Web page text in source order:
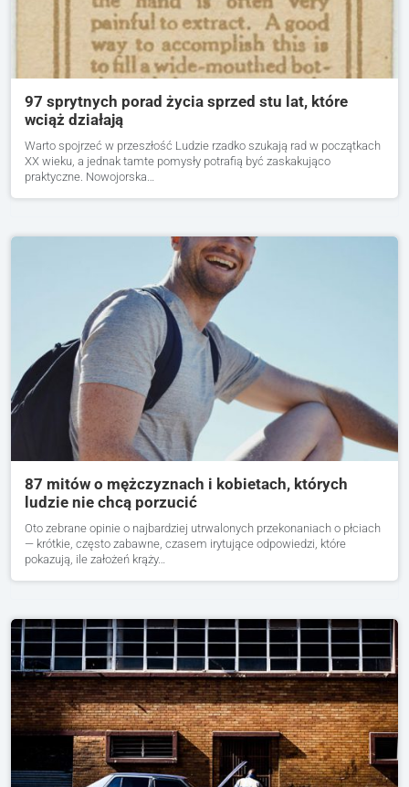
97 sprytnych porad życia sprzed stu lat, które
wciąż działają
Warto spojrzeć w przeszłość Ludzie rzadko szukają rad w początkach
XX wieku, a jednak tamte pomysły potrafią być zaskakująco
praktyczne. Nowojorska…
87 mitów o mężczyznach i kobietach, których
ludzie nie chcą porzucić
Oto zebrane opinie o najbardziej utrwalonych przekonaniach o płciach
— krótkie, często zabawne, czasem irytujące odpowiedzi, które
pokazują, ile założeń krąży…